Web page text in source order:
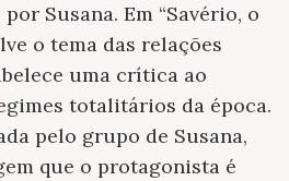
Susana. Em “Savério, o
o tema das relações
uma crítica ao
totalitários da época.
pelo grupo de Susana,
que o protagonista é